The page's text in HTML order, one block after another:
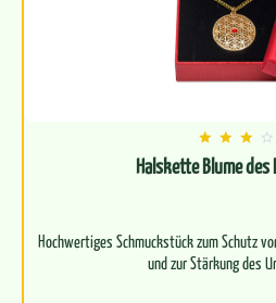
Halskette Blume des
Hochwertiges Schmuckstück zum Schutz